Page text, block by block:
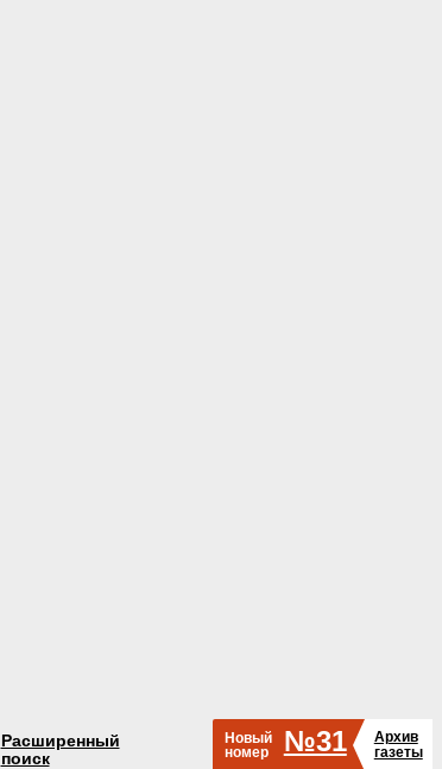
Расширенный
поиск
Новый
номер
№31
Архив
газеты